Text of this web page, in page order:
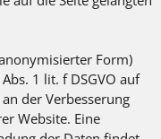
Form)
1 lit. f DSGVO auf
der Verbesserung
Website. Eine